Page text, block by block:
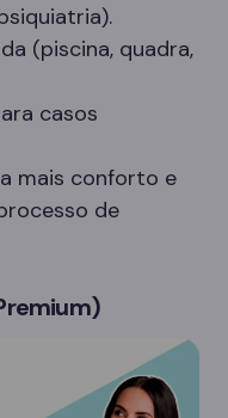
(piscina, quadra,
casos
mais conforto e
de